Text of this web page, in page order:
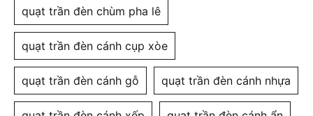
quạt trần đèn chùm pha lê
quạt trần đèn cánh cụp xòe
quạt trần đèn cánh gỗ quạt trần đèn cánh nhựa